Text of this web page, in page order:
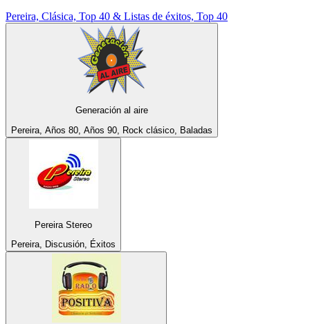
Pereira, Clásica, Top 40 & Listas de éxitos, Top 40
Generación al aire
Pereira, Años 80, Años 90, Rock clásico, Baladas
Pereira Stereo
Pereira, Discusión, Éxitos